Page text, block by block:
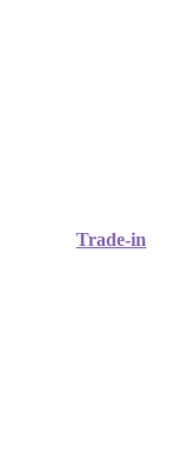
Trade-in